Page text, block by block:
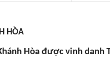
HÒA
Hòa được vinh danh